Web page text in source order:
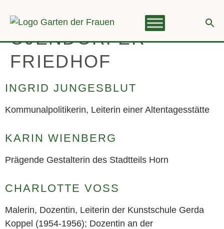
springen
KATEGORIE:
ÖJENDORFER
FRIEDHOF
INGRID JUNGESBLUT
Kommunalpolitikerin, Leiterin einer Altentagesstätte
KARIN WIENBERG
Prägende Gestalterin des Stadtteils Horn
CHARLOTTE VOSS
Malerin, Dozentin, Leiterin der Kunstschule Gerda
Koppel (1954-1956); Dozentin an der